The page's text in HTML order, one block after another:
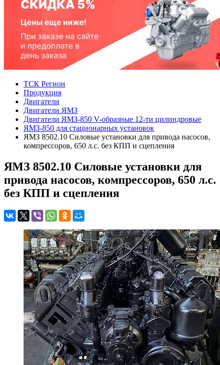
ТСК Регион
Продукция
Двигатели
Двигатели ЯМЗ
Двигатели ЯМЗ-850 V-образные 12-ти цилиндровые
ЯМЗ-850 для стационарных установок
ЯМЗ 8502.10 Силовые установки для привода насосов,
компрессоров, 650 л.с. без КПП и сцепления
ЯМЗ 8502.10 Силовые установки для
привода насосов, компрессоров, 650 л.с.
без КПП и сцепления